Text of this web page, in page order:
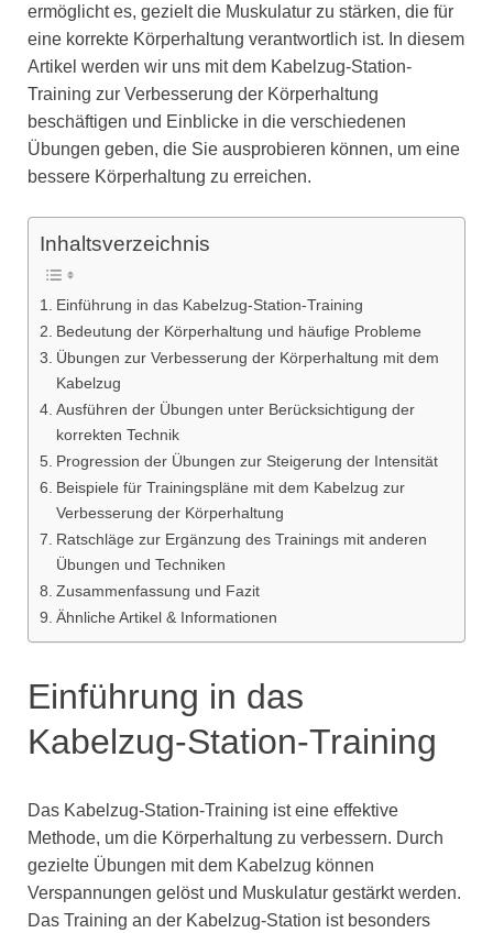
ermöglicht es, gezielt die Muskulatur zu stärken, die für
eine korrekte Körperhaltung verantwortlich ist. In diesem
Artikel werden wir uns mit dem Kabelzug-Station-
Training zur Verbesserung der Körperhaltung
beschäftigen und Einblicke in die verschiedenen
Übungen geben, die Sie ausprobieren können, um eine
bessere Körperhaltung zu erreichen.
Inhaltsverzeichnis
Einführung in das Kabelzug-Station-Training
Bedeutung der Körperhaltung und häufige Probleme
Übungen zur Verbesserung der Körperhaltung mit dem
Kabelzug
Ausführen der Übungen unter Berücksichtigung der
korrekten Technik
Progression der Übungen zur Steigerung der Intensität
Beispiele für Trainingspläne mit dem Kabelzug zur
Verbesserung der Körperhaltung
Ratschläge zur Ergänzung des Trainings mit anderen
Übungen und Techniken
Zusammenfassung und Fazit
Ähnliche Artikel & Informationen
Einführung in das
Kabelzug-Station-Training
Das Kabelzug-Station-Training ist eine effektive
Methode, um die Körperhaltung zu verbessern. Durch
gezielte Übungen mit dem Kabelzug können
Verspannungen gelöst und Muskulatur gestärkt werden.
Das Training an der Kabelzug-Station ist besonders